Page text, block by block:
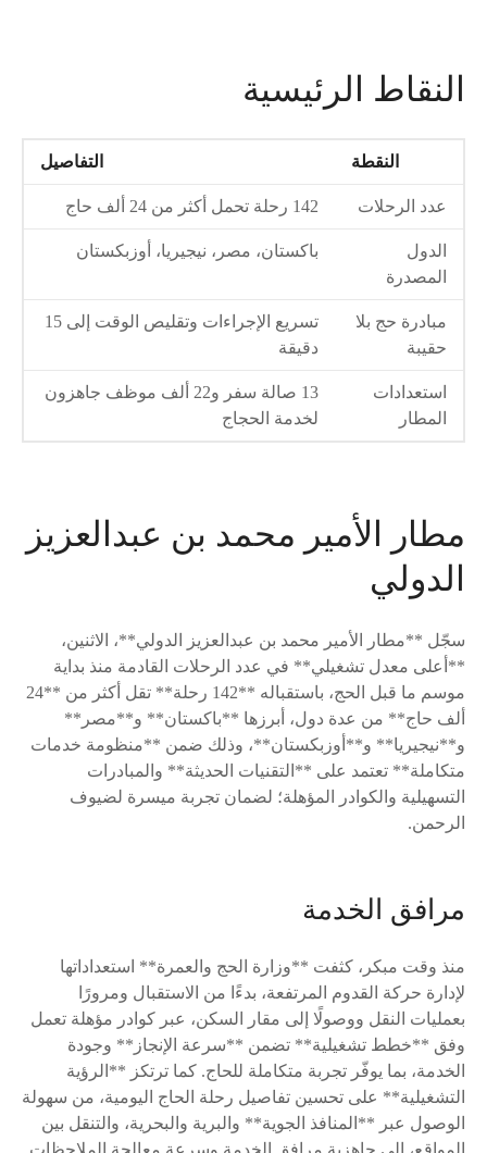
النقاط الرئيسية
النقطة التفاصيل
عدد الرحلات 142 رحلة تحمل أكثر من 24 ألف حاج
الدول
المصدرة
باكستان، مصر، نيجيريا، أوزبكستان
مبادرة حج بلا
حقيبة
تسريع الإجراءات وتقليص الوقت إلى 15
دقيقة
استعدادات
المطار
13 صالة سفر و22 ألف موظف جاهزون
لخدمة الحجاج
مطار الأمير محمد بن عبدالعزيز
الدولي
سجّل **مطار الأمير محمد بن عبدالعزيز الدولي**، الاثنين،
**أعلى معدل تشغيلي** في عدد الرحلات القادمة منذ بداية
موسم ما قبل الحج، باستقباله **142 رحلة** تقل أكثر من **24
ألف حاج** من عدة دول، أبرزها **باكستان** و**مصر**
و**نيجيريا** و**أوزبكستان**، وذلك ضمن **منظومة خدمات
متكاملة** تعتمد على **التقنيات الحديثة** والمبادرات
التسهيلية والكوادر المؤهلة؛ لضمان تجربة ميسرة لضيوف
الرحمن.
مرافق الخدمة
منذ وقت مبكر، كثفت **وزارة الحج والعمرة** استعداداتها
لإدارة حركة القدوم المرتفعة، بدءًا من الاستقبال ومرورًا
بعمليات النقل ووصولًا إلى مقار السكن، عبر كوادر مؤهلة تعمل
وفق **خطط تشغيلية** تضمن **سرعة الإنجاز** وجودة
الخدمة، بما يوفّر تجربة متكاملة للحاج. كما ترتكز **الرؤية
التشغيلية** على تحسين تفاصيل رحلة الحاج اليومية، من سهولة
الوصول عبر **المنافذ الجوية** والبرية والبحرية، والتنقل بين